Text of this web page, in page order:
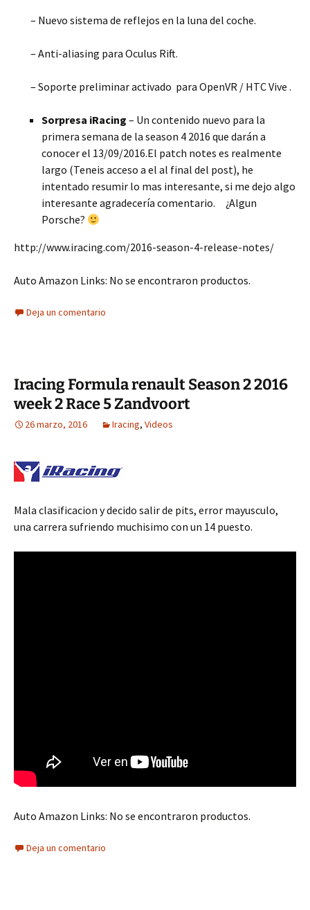
– Nuevo sistema de reflejos en la luna del coche.
– Anti-aliasing para Oculus Rift.
– Soporte preliminar activado para OpenVR / HTC Vive .
Sorpresa iRacing – Un contenido nuevo para la
primera semana de la season 4 2016 que darán a
conocer el 13/09/2016.El patch notes es realmente
largo (Teneis acceso a el al final del post), he
intentado resumir lo mas interesante, si me dejo algo
interesante agradecería comentario. ¿Algun
Porsche?
http://www.iracing.com/2016-season-4-release-notes/
Auto Amazon Links: No se encontraron productos.
Deja un comentario
Iracing Formula renault Season 2 2016
week 2 Race 5 Zandvoort
26 marzo, 2016 Iracing, Videos
Mala clasificacion y decido salir de pits, error mayusculo,
una carrera sufriendo muchisimo con un 14 puesto.
Auto Amazon Links: No se encontraron productos.
Deja un comentario